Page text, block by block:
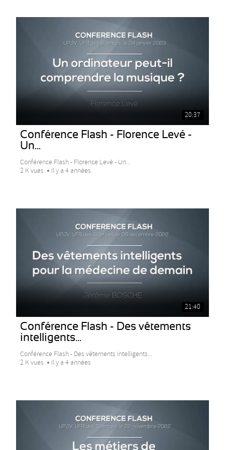
20:37
Conférence Flash - Florence Levé -
Un...
Conférence Flash - Florence Levé - Un...
2 K vues
Il y a 4 années
21:40
Conférence Flash - Des vêtements
intelligents...
Conférence Flash - Des vêtements intelligents...
2 K vues
Il y a 4 années